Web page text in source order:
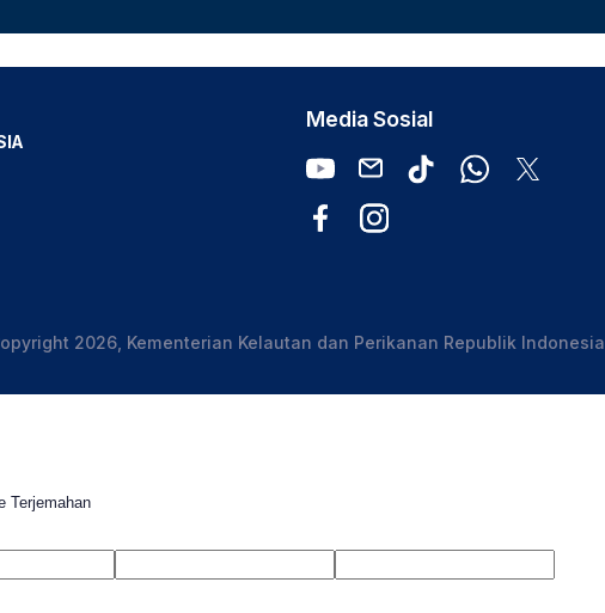
Media Sosial
2026, Kementerian Kelautan dan Perikanan Republik Indonesia
Terjemahan